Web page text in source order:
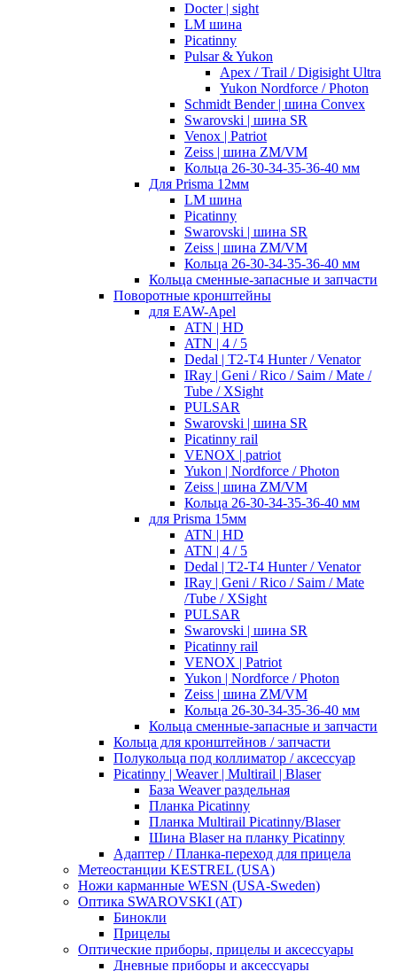
Docter | sight
LM шина
Picatinny
Pulsar & Yukon
Apex / Trail / Digisight Ultra
Yukon Nordforce / Photon
Schmidt Bender | шина Convex
Swarovski | шина SR
Venox | Patriot
Zeiss | шина ZM/VM
Кольца 26-30-34-35-36-40 мм
Для Prisma 12мм
LM шина
Picatinny
Swarovski | шина SR
Zeiss | шина ZM/VM
Кольца 26-30-34-35-36-40 мм
Кольца сменные-запасные и запчасти
Поворотные кронштейны
для EAW-Apel
ATN | HD
ATN | 4 / 5
Dedal | T2-T4 Hunter / Venator
IRay | Geni / Rico / Saim / Mate /
Tube / XSight
PULSAR
Swarovski | шина SR
Picatinny rail
VENOX | patriot
Yukon | Nordforce / Photon
Zeiss | шина ZM/VM
Кольца 26-30-34-35-36-40 мм
для Prisma 15мм
ATN | HD
ATN | 4 / 5
Dedal | T2-T4 Hunter / Venator
IRay | Geni / Rico / Saim / Mate
/Tube / XSight
PULSAR
Swarovski | шина SR
Picatinny rail
VENOX | Patriot
Yukon | Nordforce / Photon
Zeiss | шина ZM/VM
Кольца 26-30-34-35-36-40 мм
Кольца сменные-запасные и запчасти
Кольца для кронштейнов / запчасти
Полукольца под коллиматор / аксессуар
Picatinny | Weaver | Multirail | Blaser
База Weaver раздельная
Планка Picatinny
Планка Multirail Picatinny/Blaser
Шина Blaser на планку Picatinny
Адаптер / Планка-переход для прицела
Метеостанции KESTREL (USA)
Ножи карманные WESN (USA-Sweden)
Оптика SWAROVSKI (AT)
Бинокли
Прицелы
Оптические приборы, прицелы и аксессуары
Дневные приборы и аксессуары